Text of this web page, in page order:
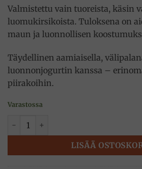
Valmistettu vain tuoreista, käsin
luomukirsikoista. Tuloksena on
maun ja luonnollisen
Täydellinen aamiaisella,
luonnonjogurtin kanssa –
piirakoihin.
Varastossa
Kirsikkahillo 220g, luomutuote, La
LISÄÄ